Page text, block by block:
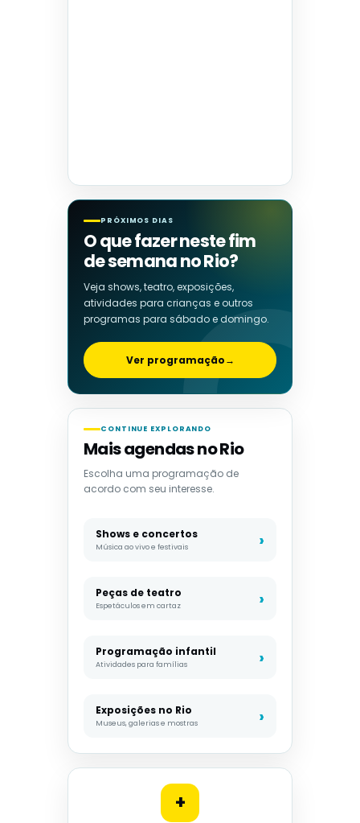
PRÓXIMOS DIAS
O que fazer neste fim
de semana no Rio?
Veja shows, teatro, exposições,
atividades para crianças e outros
programas para sábado e domingo.
Ver programação→
CONTINUE EXPLORANDO
Mais agendas no Rio
Escolha uma programação de
acordo com seu interesse.
Shows e concertos
Música ao vivo e festivais
Peças de teatro
Espetáculos em cartaz
Programação infantil
Atividades para famílias
Exposições no Rio
Museus, galerias e mostras
+